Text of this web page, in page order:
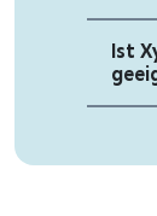
Ist